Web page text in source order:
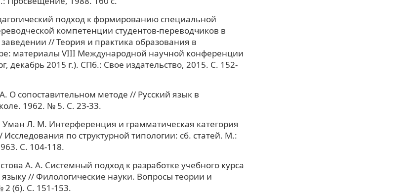
подход к формированию специальной
компетенции студентов-переводчиков в
// Теория и практика образования в
материалы VIII Международной научной конференции
декабрь 2015 г.). СПб.: Свое издательство, 2015. С. 152-
О сопоставительном методе // Русский язык в
1962. № 5. С. 23-33.
Л. М. Интерференция и грамматическая категория
по структурной типологии: сб. статей. М.:
С. 104-118.
А. А. Системный подход к разработке учебного курса
// Филологические науки. Вопросы теории и
(6). С. 151-153.